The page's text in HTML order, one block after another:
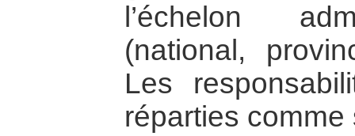
l’échelon
(national,
Les
réparties comme